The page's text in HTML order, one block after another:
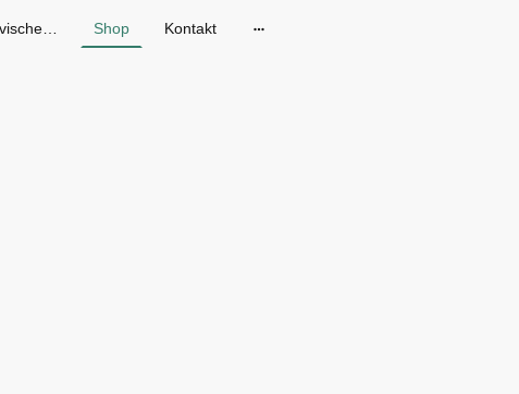
Gänseblum - Skandinavische Mode in Dresden Shop Kontakt